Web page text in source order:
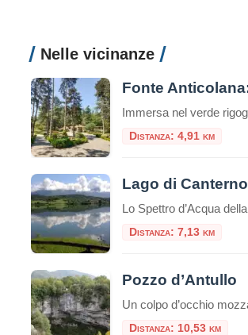
Nelle vicinanze
Distanza: 4,91 km
Lago di Canterno
Distanza: 7,13 km
Pozzo d’Antullo
Distanza: 10,53 km